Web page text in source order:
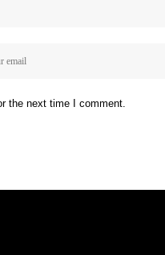
the next time I comment.